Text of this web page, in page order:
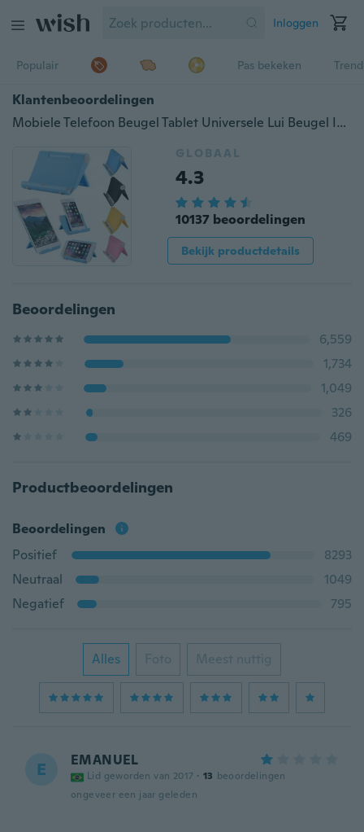
Inloggen
Populair Pas bekeken
Klantenbeoordelingen
Mobiele Telefoon Beugel Tablet Universele Lui Beugel Ipad Desktop Multifunctionele Opvouwbare Draagbare Telefoon Beugel
GLOBAAL
4.3
10137 beoordelingen
Bekijk productdetails
Beoordelingen
6,559
1,734
1,049
326
469
Productbeoordelingen
Beoordelingen
Positief
8293
Neutraal
1049
Negatief
795
Alles Foto Meest nuttig
E EMANUEL
Lid geworden van 2017 · 13 beoordelingen
ongeveer een jaar geleden